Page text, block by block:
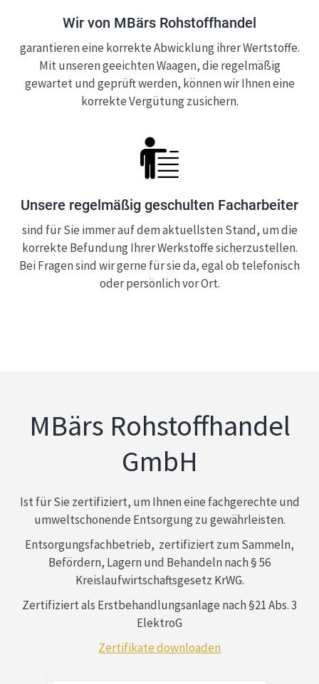
Wir von MBärs Rohstoffhandel
garantieren eine korrekte Abwicklung ihrer Wertstoffe.
Mit unseren geeichten Waagen, die regelmäßig
gewartet und geprüft werden, können wir Ihnen eine
korrekte Vergütung zusichern.
Unsere regelmäßig geschulten Facharbeiter
sind für Sie immer auf dem aktuellsten Stand, um die
korrekte Befundung Ihrer Werkstoffe sicherzustellen.
Bei Fragen sind wir gerne für sie da, egal ob telefonisch
oder persönlich vor Ort.
MBärs Rohstoffhandel
GmbH
Ist für Sie zertifiziert, um Ihnen eine fachgerechte und
umweltschonende Entsorgung zu gewährleisten.
Entsorgungsfachbetrieb, zertifiziert zum Sammeln,
Befördern, Lagern und Behandeln nach § 56
Kreislaufwirtschaftsgesetz KrWG.
Zertifiziert als Erstbehandlungsanlage nach §21 Abs. 3
ElektroG
Zertifikate downloaden